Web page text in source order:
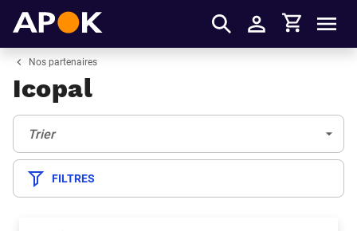
S'identifier
Panier
Nos partenaires
Icopal
Trier:
Trier
FILTRES